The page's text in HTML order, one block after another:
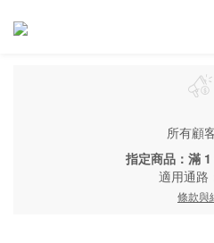
所有顧
指定商品：滿
適用通路
條款與